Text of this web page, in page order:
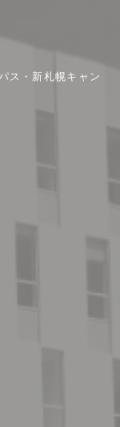
・新札幌キャン